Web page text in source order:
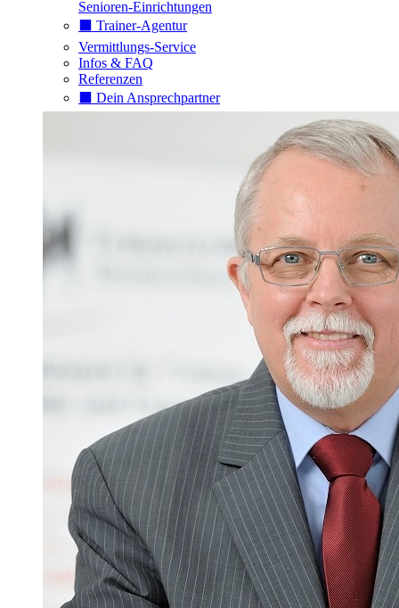
Senioren-Einrichtungen
⬛️ Trainer-Agentur
Vermittlungs-Service
Infos & FAQ
Referenzen
⬛️ Dein Ansprechpartner